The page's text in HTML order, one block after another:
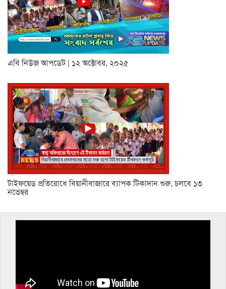
এবি নিউজ আপডেট | ১২ অক্টোবর, ২০২৫
টাইফয়েড প্রতিরোধে বিয়ানীবাজারে ব্যাপক টিকাদান শুরু, চলবে ১৩
নভেম্বর